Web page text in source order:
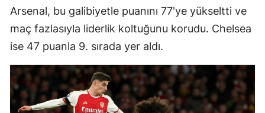
Arsenal, bu galibiyetle puanını 77'ye yükseltti ve
maç fazlasıyla liderlik koltuğunu korudu. Chelsea
ise 47 puanla 9. sırada yer aldı.